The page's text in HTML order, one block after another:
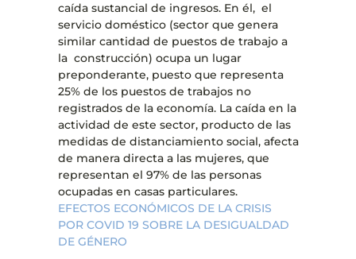
caída sustancial de ingresos. En él, el
servicio doméstico (sector que genera
similar cantidad de puestos de trabajo a
la construcción) ocupa un lugar
preponderante, puesto que representa
25% de los puestos de trabajos no
registrados de la economía. La caída en la
actividad de este sector, producto de las
medidas de distanciamiento social, afecta
de manera directa a las mujeres, que
representan el 97% de las personas
ocupadas en casas particulares.
EFECTOS ECONÓMICOS DE LA CRISIS
POR COVID 19 SOBRE LA DESIGUALDAD
DE GÉNERO